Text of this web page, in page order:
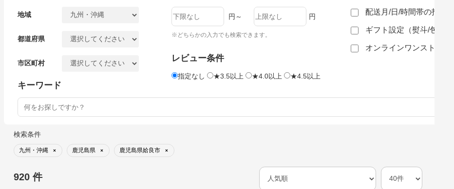
地域
都道府県
市区町村
円～ 円
※どちらかの入力でも検索できます。
レビュー条件
指定なし ★3.5以上 ★4.0以上 ★4.5以上
配送月/日/時間帯の指定
ギフト設定（熨斗/包装
オンラインワンストップ
キーワード
検索条件
九州・沖縄 × 鹿児島県 × 鹿児島県姶良市 ×
920 件